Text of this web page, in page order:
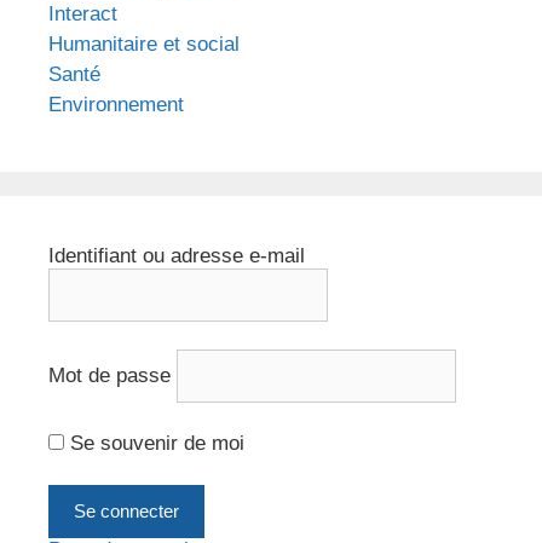
Interact
Humanitaire et social
Santé
Environnement
Identifiant ou adresse e-mail
Mot de passe
Se souvenir de moi